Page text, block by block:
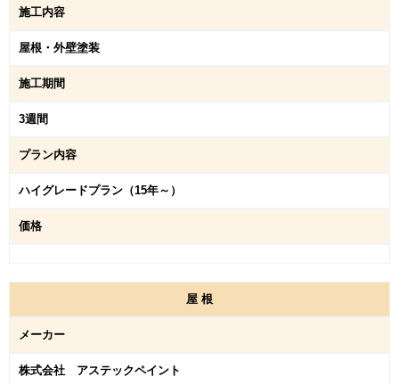
施工内容
屋根・外壁塗装
施工期間
3週間
プラン内容
ハイグレードプラン（15年～）
価格
屋 根
メーカー
株式会社 アステックペイント